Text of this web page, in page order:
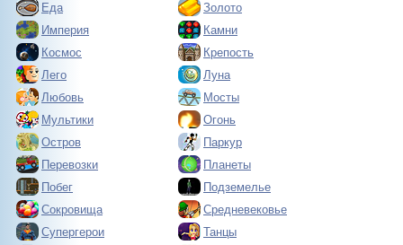
Еда
Золото
Империя
Камни
Космос
Крепость
Лего
Луна
Любовь
Мосты
Мультики
Огонь
Остров
Паркур
Перевозки
Планеты
Побег
Подземелье
Сокровища
Средневековье
Супергерои
Танцы